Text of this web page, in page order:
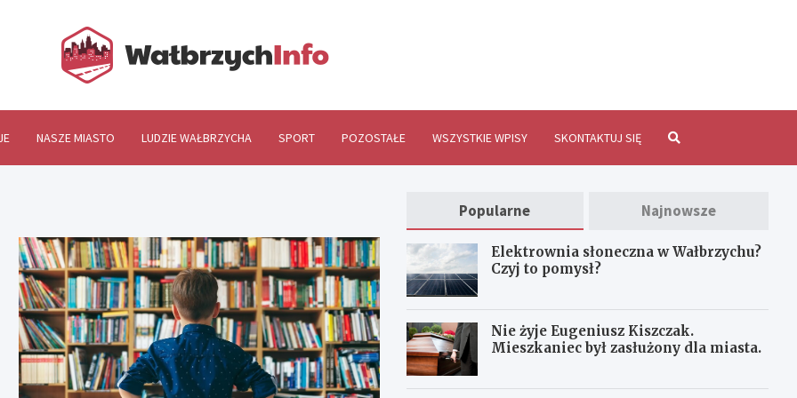
NASZE MIASTO LUDZIE WAŁBRZYCHA SPORT POZOSTAŁE WSZYSTKIE WPISY SKONTAKTUJ SIĘ
Popularne Najnowsze
Elektrownia słoneczna w Wałbrzychu?
Czyj to pomysł?
Nie żyje Eugeniusz Kiszczak.
Mieszkaniec był zasłużony dla miasta.